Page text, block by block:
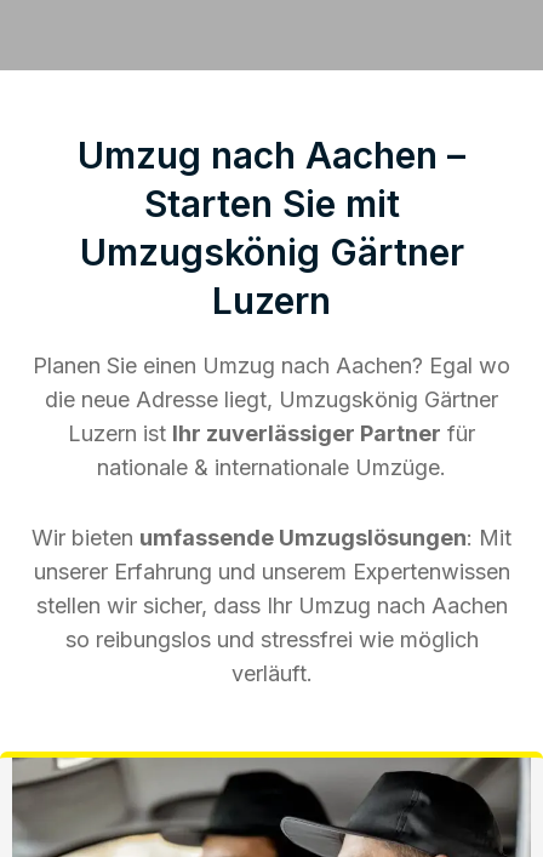
Umzug nach Aachen –
Starten Sie mit
Umzugskönig Gärtner
Luzern
Planen Sie einen Umzug nach Aachen? Egal wo
die neue Adresse liegt, Umzugskönig Gärtner
Luzern ist Ihr zuverlässiger Partner für
nationale & internationale Umzüge.
Wir bieten umfassende Umzugslösungen: Mit
unserer Erfahrung und unserem Expertenwissen
stellen wir sicher, dass Ihr Umzug nach Aachen
so reibungslos und stressfrei wie möglich
verläuft.